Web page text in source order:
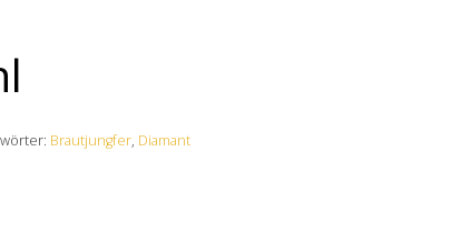
Brautjungfer, Diamant